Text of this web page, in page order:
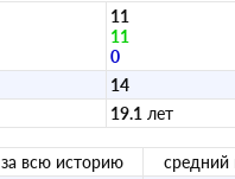
11
11
0
14
19.1 лет
за всю историю
средний